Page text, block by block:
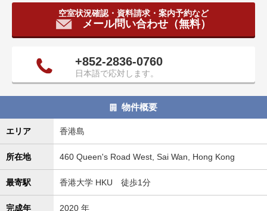
空室状況確認・資料請求・案内予約など
メール問い合わせ（無料）
+852-2836-0760
日本語で応対します。
物件概要
エリア 香港島
所在地 460 Queen's Road West, Sai Wan, Hong Kong
最寄駅 香港大学 HKU 徒歩1分
完成年 2020 年